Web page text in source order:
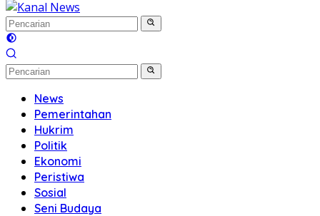
News
Pemerintahan
Hukrim
Politik
Ekonomi
Peristiwa
Sosial
Seni Budaya